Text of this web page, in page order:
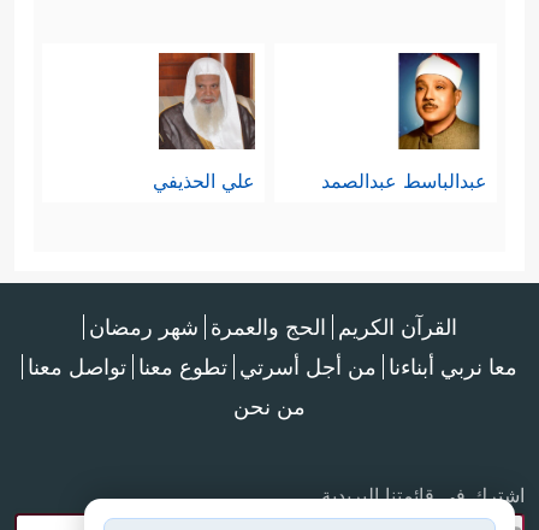
عبدالباسط عبدالصمد علي الحذيفي
القرآن الكريم الحج والعمرة شهر رمضان
معا نربي أبناءنا من أجل أسرتي تطوع معنا تواصل معنا
من نحن
اشترك في قائمتنا البريدية